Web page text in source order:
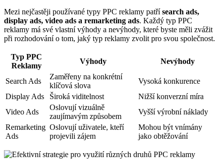
Mezi nejčastěji používané typy PPC reklamy patřísearch ads,
display ads, video ads a remarketing ads. Každý typ PPC
reklamy má své vlastní výhody a nevýhody, které byste měli zvážit
při rozhodování o tom, jaký typ reklamy zvolit pro svou společnost.
Typ PPC
Reklamy
Výhody Nevýhody
Search Ads
Zaměřeny na konkrétní
klíčová slova
Vysoká konkurence
Display Ads
Široká viditelnost
Nižší konverzní míra
Video Ads
Oslovují vizuálně
zaujímavým způsobem
Vyšší výrobní náklady
Remarketing
Ads
Oslovují uživatele, kteří
projevili zájem
Mohou být vnímány
jako obtěžování